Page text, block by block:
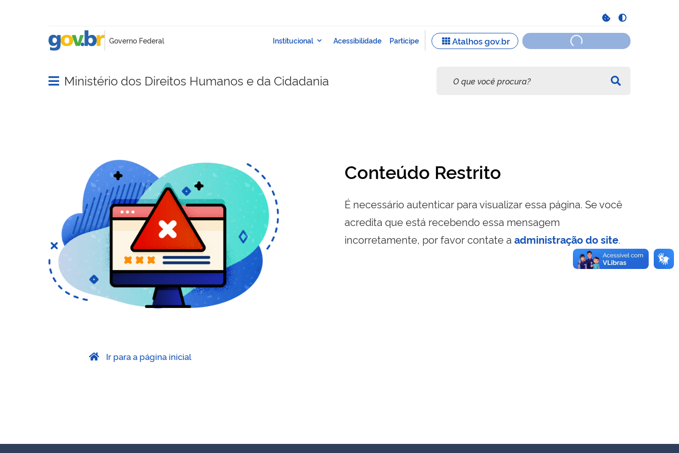
Abrir menu principal de navegação
Ministério dos Direitos Humanos e da Cidadania
Conteúdo Restrito
É necessário autenticar para visualizar essa página. Se você
acredita que está recebendo essa mensagem
incorretamente, por favor contate a administração do site.
Ir para a página inicial